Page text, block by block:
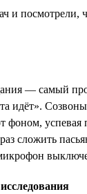
и посмотрели,
— самый
идёт».
фоном, успевая
сложить